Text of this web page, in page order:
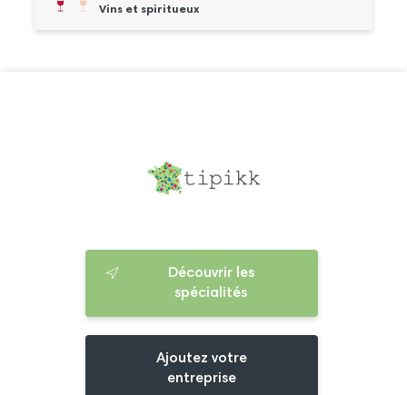
Vins et spiritueux
Découvrir les
spécialités
Ajoutez votre
entreprise